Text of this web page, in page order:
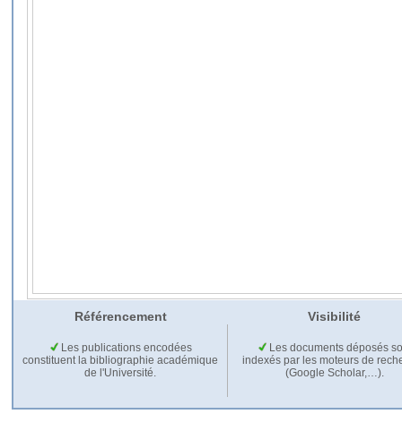
Référencement Visibilité
Les publications encodées
constituent la bibliographie académique
de l'Université.
Les documents déposés
indexés par les moteurs de
(Google Scholar,…).